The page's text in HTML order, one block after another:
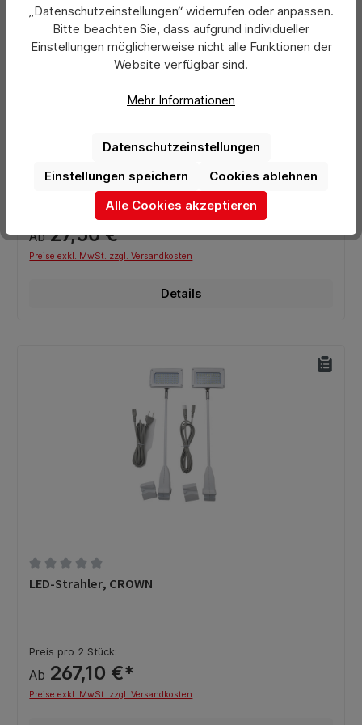
Durchschnittliche Bewertung von 0 von 5 Sternen
Prospekthalter, DIN A5, CROWN
Preis pro Stück:
Ab27,50 €*
Preise exkl. MwSt. zzgl. Versandkosten
Details
Durchschnittliche Bewertung von 0 von 5 Sternen
LED-Strahler, CROWN
Preis pro 2 Stück:
Ab 267,10 €*
Preise exkl. MwSt. zzgl. Versandkosten
„Datenschutzeinstellungen“ widerrufen oder anpassen.
Bitte beachten Sie, dass aufgrund individueller
Einstellungen möglicherweise nicht alle Funktionen der
Website verfügbar sind.
Mehr Informationen
Datenschutzeinstellungen
Cookies ablehnen
Einstellungen speichern
Alle Cookies akzeptieren